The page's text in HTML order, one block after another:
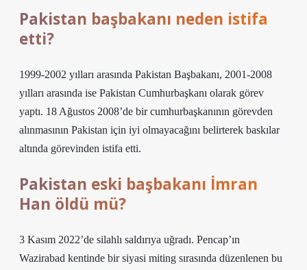
Pakistan başbakanı neden istifa
etti?
1999-2002 yılları arasında Pakistan Başbakanı, 2001-2008
yılları arasında ise Pakistan Cumhurbaşkanı olarak görev
yaptı. 18 Ağustos 2008’de bir cumhurbaşkanının görevden
alınmasının Pakistan için iyi olmayacağını belirterek baskılar
altında görevinden istifa etti.
Pakistan eski başbakanı İmran
Han öldü mü?
3 Kasım 2022’de silahlı saldırıya uğradı. Pencap’ın
Wazirabad kentinde bir siyasi miting sırasında düzenlenen bu